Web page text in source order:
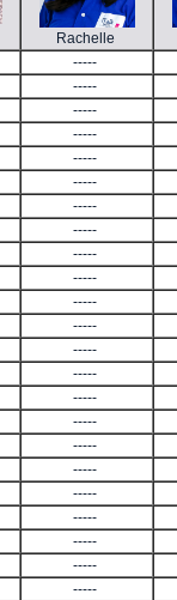
Rachelle
-----
-----
-----
-----
-----
-----
-----
-----
-----
-----
-----
-----
-----
-----
-----
-----
-----
-----
-----
-----
-----
-----
-----